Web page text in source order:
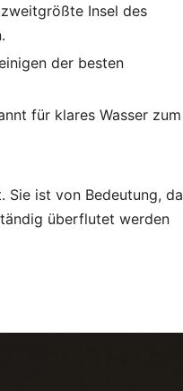
Insel des
der besten
für klares Wasser zum
ist von Bedeutung, da
überflutet werden